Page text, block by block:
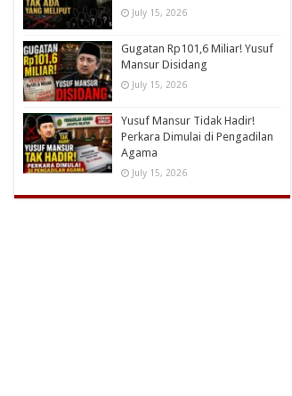
July 15, 2026
Gugatan Rp101,6 Miliar! Yusuf
Mansur Disidang
July 15, 2026
Yusuf Mansur Tidak Hadir!
Perkara Dimulai di Pengadilan
Agama
July 15, 2026